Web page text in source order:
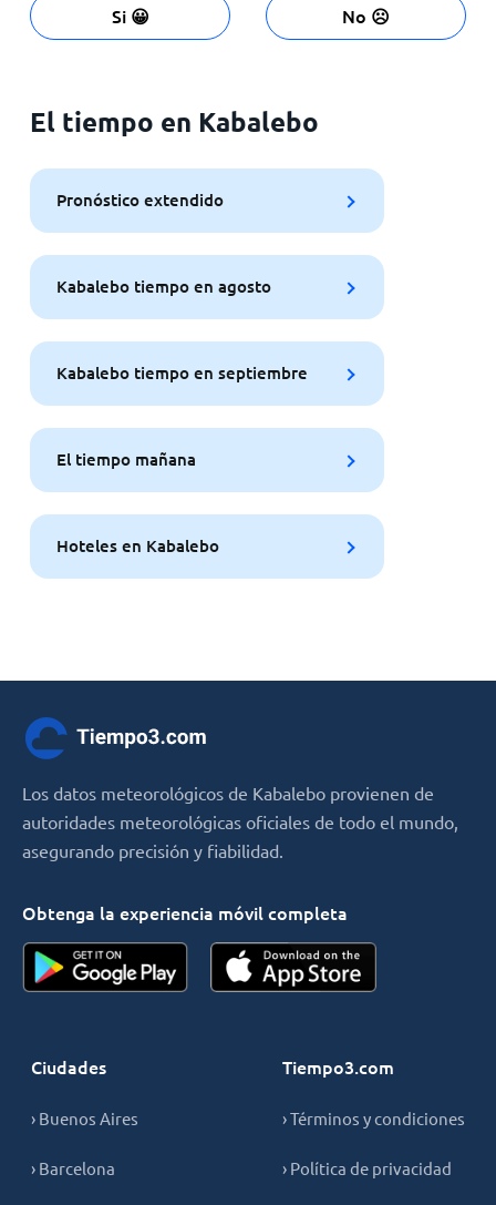
Si 😀 No ☹️
El tiempo en Kabalebo
Pronóstico extendido
Kabalebo tiempo en agosto
Kabalebo tiempo en septiembre
El tiempo mañana
Hoteles en Kabalebo
Los datos meteorológicos de Kabalebo provienen de
autoridades meteorológicas oficiales de todo el mundo,
asegurando precisión y fiabilidad.
Obtenga la experiencia móvil completa
Ciudades
› Buenos Aires
› Barcelona
Tiempo3.com
› Términos y condiciones
› Política de privacidad